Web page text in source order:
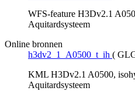
WFS-feature H3Dv2.1
Aquitardsysteem
Online bronnen
h3dv2_1_A0500_t_ih (
KML H3Dv2.1 A0500,
Aquitardsysteem